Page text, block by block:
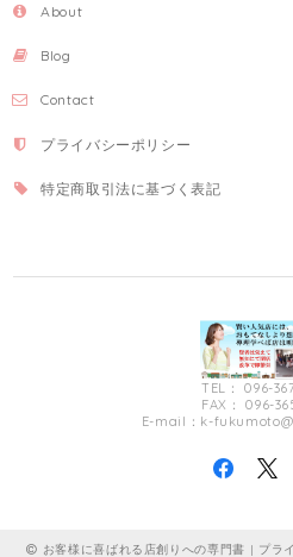
About
Blog
Contact
プライバシーポリシー
特定商取引法に基づく表記
TEL： 096-
FAX： 096-
E-mail： k-
お客様に喜ばれる店創りへの専門書 | プラ